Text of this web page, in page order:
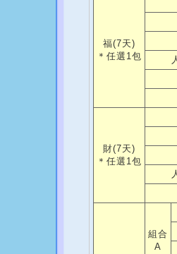
福(7天)
＊任選1包
財(7天)
＊任選1包
組合
A